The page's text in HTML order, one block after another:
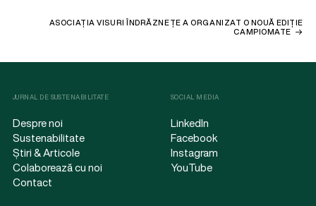
ASOCIAȚIA VISURI ÎNDRĂZNEȚE A ORGANIZAT O NOUĂ EDIȚIE
CAMPIOMATE
JURNAL DE SUSTENABILITATE
Despre noi
Sustenabilitate
Știri & Articole
Colaborează cu noi
Contact
SOCIAL MEDIA
LinkedIn
Facebook
Instagram
YouTube